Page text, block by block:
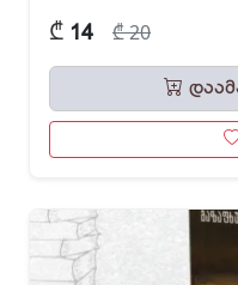
₾ 14 ₾ 20